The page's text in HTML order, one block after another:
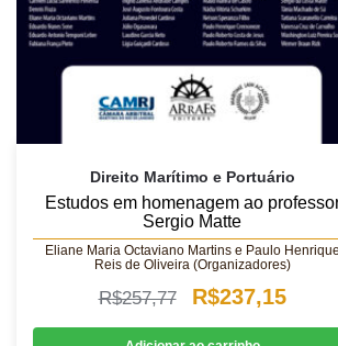
Direito Marítimo e Portuário
Estudos em homenagem ao
Sergio Matte
Eliane Maria Octaviano Martins e Paulo Henrique
Reis de Oliveira (Organizadores)
R$257,77
O
preço
R$237,15O